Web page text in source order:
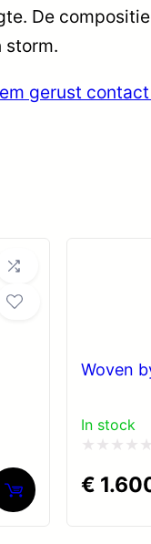
De
storm.
gerust
Woven
In stock
0
€